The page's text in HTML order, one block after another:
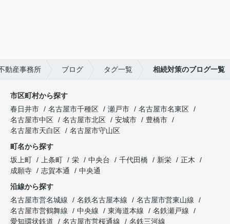
動産事務所 ブログ タグ一覧 相続対策のブログ一覧
市区町村から探す
春日井市
名古屋市千種区 瀬戸市
名古屋市名東区
名古屋市中区
名古屋市北区 安城市
豊橋市
名古屋市天白区
名古屋市守山区
町名から探す
坂上町
上条町 栄 中央台 千代田橋 新栄
正木
成願寺
志賀本通
中央通
沿線から探す
名古屋市営名城線
名鉄名古屋本線
名古屋市営東山線
名古屋市営鶴舞線
中央線 東海道本線
名鉄瀬戸線
愛知環状鉄道
名古屋市営桜通線
名鉄三河線